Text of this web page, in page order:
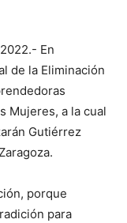
En
de la Eliminación
Mujeres, a la cual
Gutiérrez
porque
para